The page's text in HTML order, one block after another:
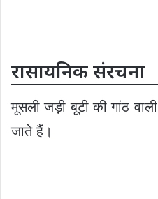
रासायनिक संरचना
मूसली जड़ी बूटी की गांठ
जाते हैं।